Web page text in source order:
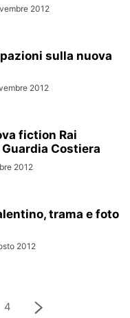
2012
sulla nuova
2012
fiction Rai
Costiera
2012
trama e foto
2012
4